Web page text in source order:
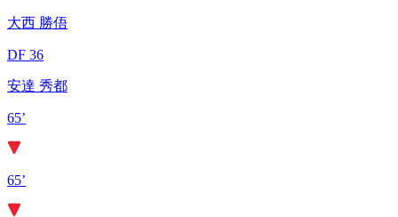
大西 勝俉
DF 36
安達 秀都
65’
65’